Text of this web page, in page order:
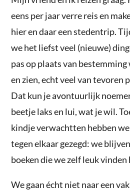
eens per jaar verre reis en
hier en daar een stedentrip.
we het liefst veel (nieuwe)
pas op plaats van
en zien, echt veel van tevoren
Dat kun je avontuurlijk
beetje laks en lui, wat je wil.
kindje verwachtten hebben
tegen elkaar gezegd: we
boeken die we zelf leuk vinden
We gaan écht niet naar een